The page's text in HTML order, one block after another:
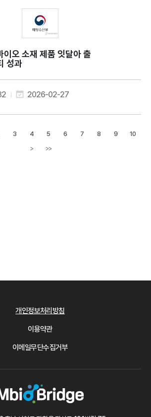
성과
2026-02-27
3 4 5 6 7 8 9 10
>다음페이지
>>
개인정보처리방침
이용약관
이메일무단수집거부